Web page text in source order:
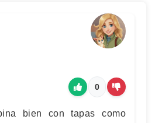
0
bien con tapas como